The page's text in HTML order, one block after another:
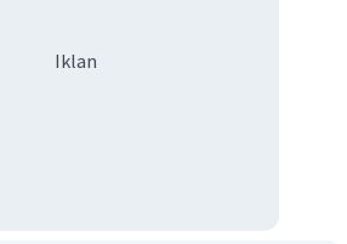
Iklan